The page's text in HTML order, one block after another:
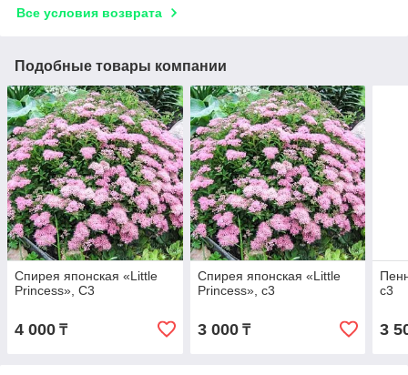
Все условия возврата
Подобные товары компании
Спирея японская «Little
Princess», С3
4 000 ₸
Спирея японская «Little
Princess», с3
3 000₸
с3
3